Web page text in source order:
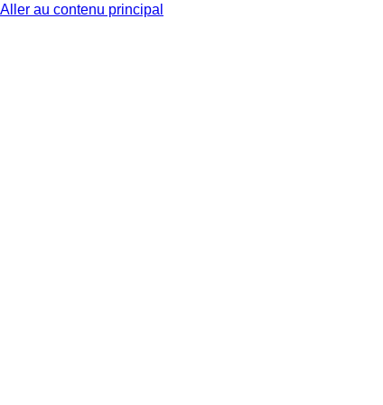
Aller au contenu principal